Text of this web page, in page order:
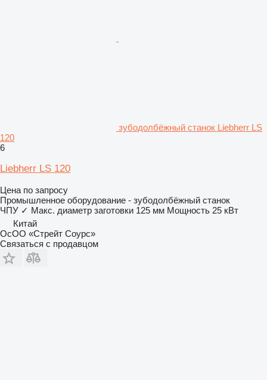
зубодолбёжный станок Liebherr LS
120
6
Liebherr LS 120
Цена по запросу
Промышленное оборудование - зубодолбёжный станок
ЧПУ ✓ Макс. диаметр заготовки 125 мм Мощность 25 кВт
Китай
ОсОО «Стрейт Соурс»
Связаться с продавцом